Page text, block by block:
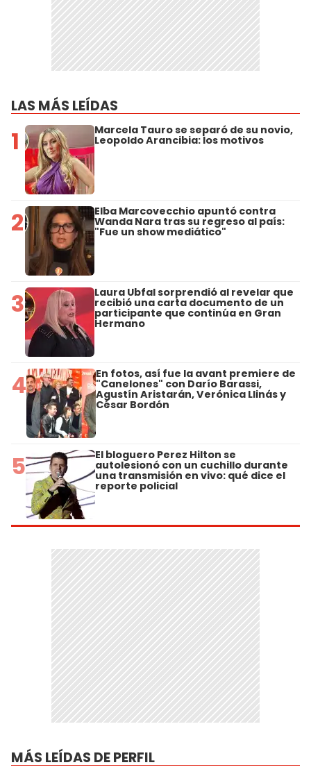
LAS MÁS LEÍDAS
1 Marcela Tauro se separó de su novio,
Leopoldo Arancibia: los motivos
2 Elba Marcovecchio apuntó contra
Wanda Nara tras su regreso al país:
"Fue un show mediático"
3 Laura Ubfal sorprendió al revelar que
recibió una carta documento de un
participante que continúa en Gran
Hermano
4 En fotos, así fue la avant premiere de
"Canelones" con Darío Barassi,
Agustín Aristarán, Verónica Llinás y
César Bordón
5 El bloguero Perez Hilton se
autolesionó con un cuchillo durante
una transmisión en vivo: qué dice el
reporte policial
MÁS LEÍDAS DE PERFIL